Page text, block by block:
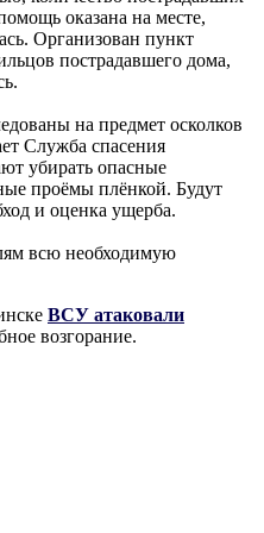
оказана на месте,
Организован пункт
пострадавшего дома,
на предмет осколков
Служба спасения
убирать опасные
проёмы плёнкой. Будут
и оценка ущерба.
всю необходимую
ВСУ атаковали
возгорание.